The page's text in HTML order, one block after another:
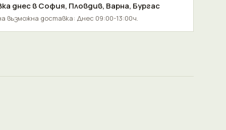
днес вСофия, Пловдив, Варна, Бургас
възможна доставка: Днес 09:00-13:00ч.